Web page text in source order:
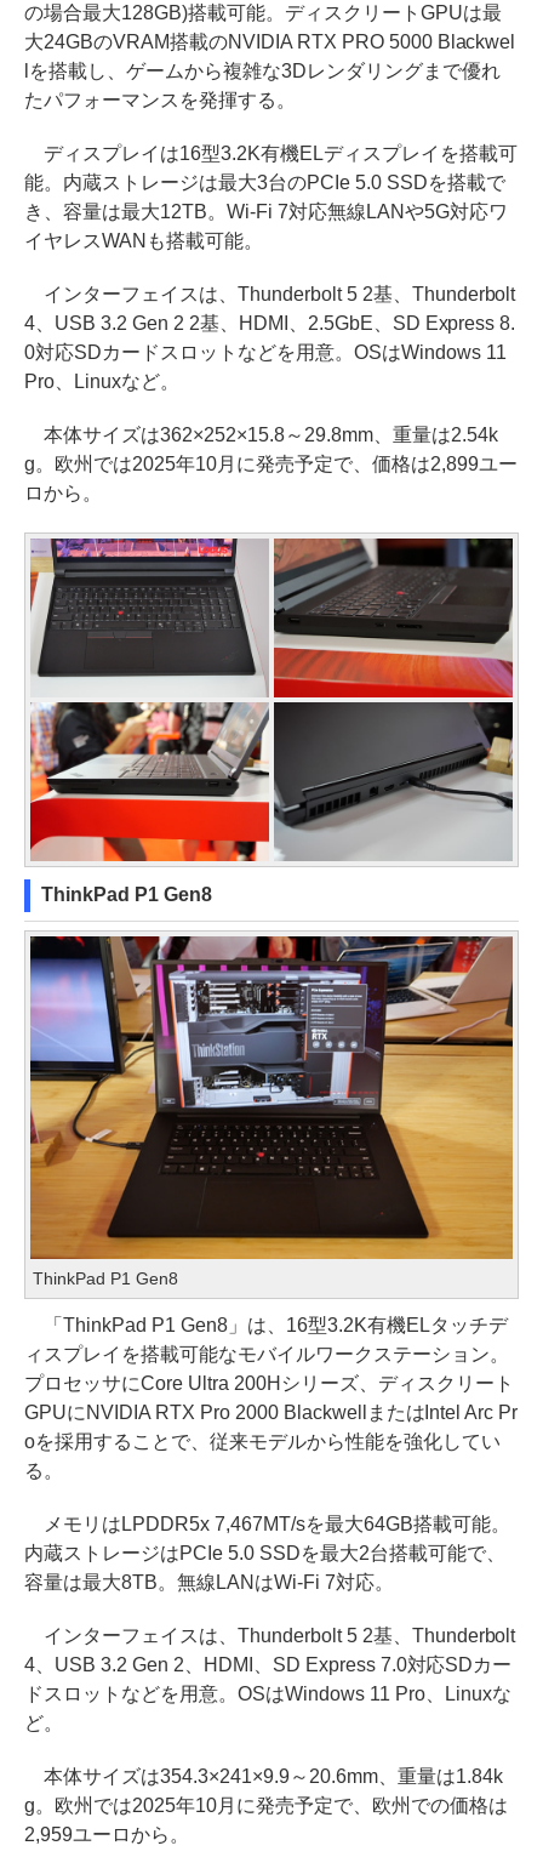
の場合最大128GB)搭載可能。ディスクリートGPUは最
大24GBのVRAM搭載のNVIDIA RTX PRO 5000 Blackwel
lを搭載し、ゲームから複雑な3Dレンダリングまで優れ
たパフォーマンスを発揮する。
ディスプレイは16型3.2K有機ELディスプレイを搭載可
能。内蔵ストレージは最大3台のPCIe 5.0 SSDを搭載で
き、容量は最大12TB。Wi-Fi 7対応無線LANや5G対応ワ
イヤレスWANも搭載可能。
インターフェイスは、Thunderbolt 5 2基、Thunderbolt
4、USB 3.2 Gen 2 2基、HDMI、2.5GbE、SD Express 8.
0対応SDカードスロットなどを用意。OSはWindows 11
Pro、Linuxなど。
本体サイズは362×252×15.8～29.8mm、重量は2.54k
g。欧州では2025年10月に発売予定で、価格は2,899ユー
ロから。
ThinkPad P1 Gen8
ThinkPad P1 Gen8
「ThinkPad P1 Gen8」は、16型3.2K有機ELタッチデ
ィスプレイを搭載可能なモバイルワークステーション。
プロセッサにCore Ultra 200Hシリーズ、ディスクリート
GPUにNVIDIA RTX Pro 2000 BlackwellまたはIntel Arc Pr
oを採用することで、従来モデルから性能を強化してい
る。
メモリはLPDDR5x 7,467MT/sを最大64GB搭載可能。
内蔵ストレージはPCIe 5.0 SSDを最大2台搭載可能で、
容量は最大8TB。無線LANはWi-Fi 7対応。
インターフェイスは、Thunderbolt 5 2基、Thunderbolt
4、USB 3.2 Gen 2、HDMI、SD Express 7.0対応SDカー
ドスロットなどを用意。OSはWindows 11 Pro、Linuxな
ど。
本体サイズは354.3×241×9.9～20.6mm、重量は1.84k
g。欧州では2025年10月に発売予定で、欧州での価格は
2,959ユーロから。